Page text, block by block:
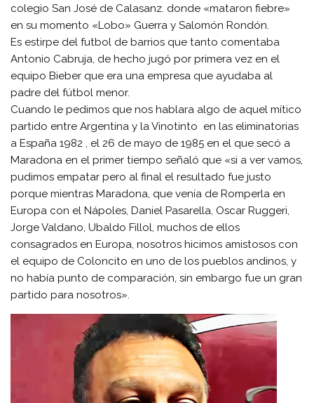
colegio San José de Calasanz. donde «mataron fiebre»
en su momento «Lobo» Guerra y Salomón Rondón.
Es estirpe del futbol de barrios que tanto comentaba
Antonio Cabruja, de hecho jugó por primera vez en el
equipo Bieber que era una empresa que ayudaba al
padre del fútbol menor.
Cuando le pedimos que nos hablara algo de aquel mítico
partido entre Argentina y la Vinotinto en las eliminatorias
a España 1982 , el 26 de mayo de 1985 en el que secó a
Maradona en el primer tiempo señaló que «si a ver vamos,
pudimos empatar pero al final el resultado fue justo
porque mientras Maradona, que venía de Romperla en
Europa con el Nápoles, Daniel Pasarella, Oscar Ruggeri,
Jorge Valdano, Ubaldo Fillol, muchos de ellos
consagrados en Europa, nosotros hicimos amistosos con
el equipo de Coloncito en uno de los pueblos andinos, y
no había punto de comparación, sin embargo fue un gran
partido para nosotros».